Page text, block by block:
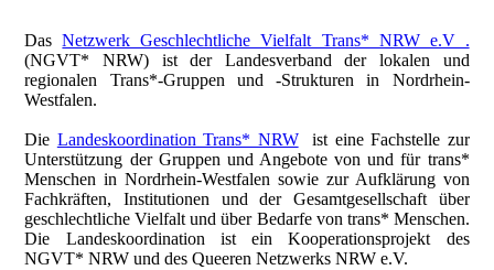
DasNetzwerk Geschlechtliche Vielfalt Trans* NRW e.V .
(NGVT* NRW) ist der Landesverband der lokalen und
regionalen Trans*-Gruppen und -Strukturen in Nordrhein-
Westfalen.
Die Landeskoordination Trans* NRWist eine Fachstelle zur
Unterstützung der Gruppen und Angebote von und für trans*
Menschen in Nordrhein-Westfalen sowie zur Aufklärung von
Fachkräften, Institutionen und der Gesamtgesellschaft über
geschlechtliche Vielfalt und über Bedarfe von trans* Menschen.
Die Landeskoordination ist ein Kooperationsprojekt des
NGVT* NRW und des Queeren Netzwerks NRW e.V.